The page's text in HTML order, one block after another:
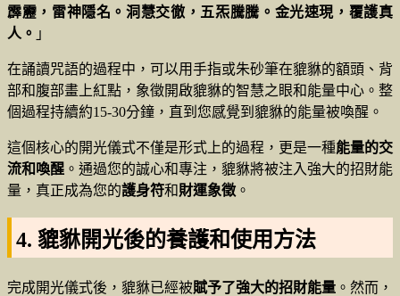
霹靂，雷神隱名。洞慧交徹，五炁騰騰。金光速現，覆護真
人。 」
在誦讀咒語的過程中，可以用手指或朱砂筆在貔貅的額頭、背
部和腹部畫上紅點，象徵開啟貔貅的智慧之眼和能量中心。整
個過程持續約15-30分鐘，直到您感覺到貔貅的能量被喚醒。
這個核心的開光儀式不僅是形式上的過程，更是一種能量的交
流和喚醒 。通過您的誠心和專注，貔貅將被注入強大的招財能
量，真正成為您的護身符和財運象徵 。
4. 貔貅開光後的養護和使用方法
完成開光儀式後，貔貅已經被賦予了強大的招財能量 。然而，